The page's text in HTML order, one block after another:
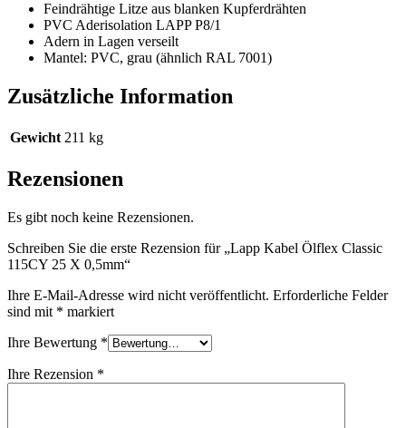
Feindrähtige Litze aus blanken Kupferdrähten
PVC Aderisolation LAPP P8/1
Adern in Lagen verseilt
Mantel: PVC, grau (ähnlich RAL 7001)
Zusätzliche Information
Gewicht 211 kg
Rezensionen
Es gibt noch keine Rezensionen.
Schreiben Sie die erste Rezension für „Lapp Kabel Ölflex Classic
115CY 25 X 0,5mm“
Ihre E-Mail-Adresse wird nicht veröffentlicht. Erforderliche Felder
sind mit * markiert
Ihre Bewertung *
Ihre Rezension *